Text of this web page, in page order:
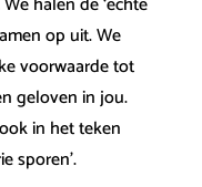
op uit. We
voorwaarde tot
geloven in jou.
in het teken
sporen’.